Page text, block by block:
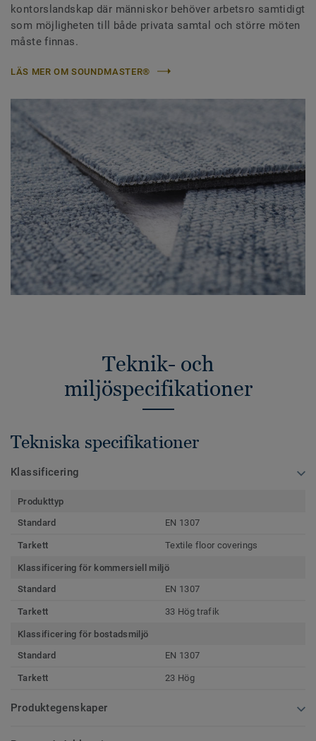
kontorslandskap där människor behöver arbetsro samtidigt
som möjligheten till både privata samtal och större möten
måste finnas.
LÄS MER OM SOUNDMASTER®
Teknik- och
miljöspecifikationer
Tekniska specifikationer
Klassificering
Produkttyp
Standard
EN 1307
Tarkett Textile floor coverings
Klassificering för kommersiell miljö
Standard
EN 1307
Tarkett 33 Hög trafik
Klassificering för bostadsmiljö
Standard
EN 1307
Tarkett 23 Hög
Produktegenskaper